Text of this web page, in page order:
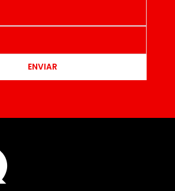
ENVIAR